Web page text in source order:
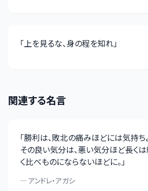
「上を見るな、身の程を知れ」
関連する名言
「勝利は、敗北の痛みほどには気持ち
その良い気分は、悪い気分ほど長くは
く比べものにならないほどに。」
— アンドレ・アガシ